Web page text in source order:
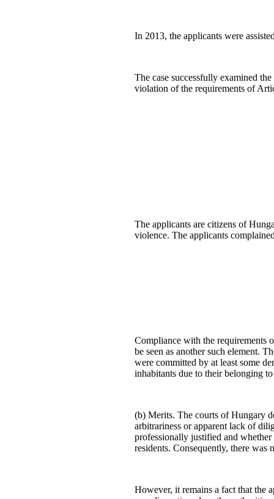
In 2013, the applicants were
The case successfully examined
violation of the requirements of
The applicants are citizens of
violence. The applicants
Compliance with the requirements
be seen as another such element.
were committed by at least some
inhabitants due to their belonging
(b) Merits. The courts of Hungary
arbitrariness or apparent lack of
professionally justified and
residents. Consequently, there
However, it remains a fact that the